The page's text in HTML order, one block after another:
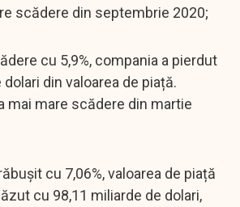
scădere din septembrie 2020;
cu 5,9%, compania a pierdut
din valoarea de piață.
mai mare scădere din martie
cu 7,06%, valoarea de piață
cu 98,11 miliarde de dolari,